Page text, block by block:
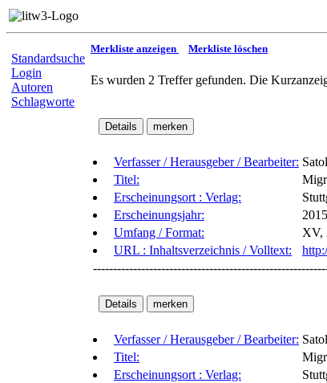
Standardsuche
Login
Autoren
Schlagworte
Merkliste anzeigen Merkliste löschen
Es wurden 2 Treffer gefunden. Die
Verfasser / Herausgeber / Bearbeiter:
Titel:
Erscheinungsort : Verlag:
Erscheinungsjahr:
2015
Umfang / Format:
XV,
URL : Inhaltsverzeichnis / Volltext:
Verfasser / Herausgeber / Bearbeiter:
Titel:
Erscheinungsort : Verlag: